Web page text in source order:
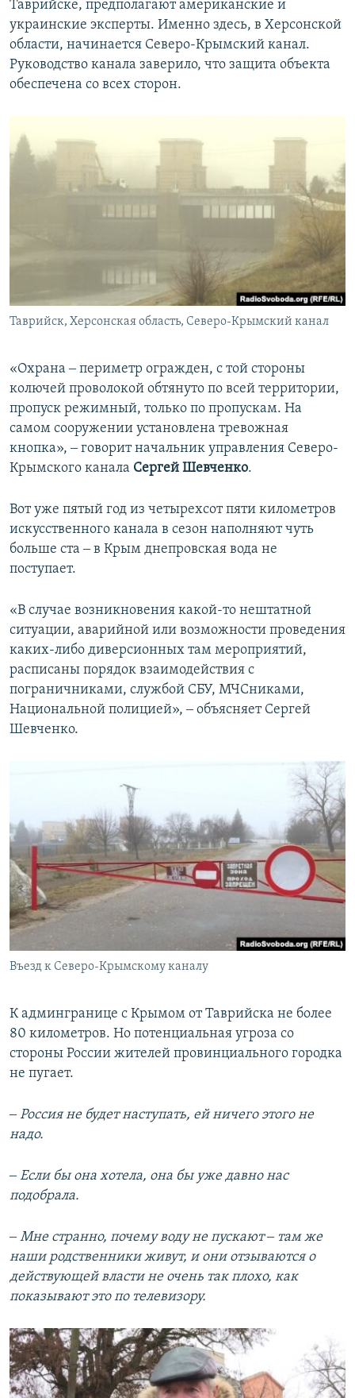
Таврийске, предполагают американские и
украинские эксперты. Именно здесь, в Херсонской
области, начинается Северо-Крымский канал.
Руководство канала заверило, что защита объекта
обеспечена со всех сторон.
Таврийск, Херсонская область, Северо-Крымский канал
«Охрана ‒ периметр огражден, с той стороны
колючей проволокой обтянуто по всей территории,
пропуск режимный, только по пропускам. На
самом сооружении установлена тревожная
кнопка», ‒ говорит начальник управления Северо-
Крымского канала Сергей Шевченко.
Вот уже пятый год из четырехсот пяти километров
искусственного канала в сезон наполняют чуть
больше ста ‒ в Крым днепровская вода не
поступает.
«В случае возникновения какой-то нештатной
ситуации, аварийной или возможности проведения
каких-либо диверсионных там мероприятий,
расписаны порядок взаимодействия с
пограничниками, службой СБУ, МЧСниками,
Национальной полицией», ‒ объясняет Сергей
Шевченко.
Въезд к Северо-Крымскому каналу
К админгранице с Крымом от Таврийска не более
80 километров. Но потенциальная угроза со
стороны России жителей провинциального городка
не пугает.
‒ Россия не будет наступать, ей ничего этого не
надо.
‒ Если бы она хотела, она бы уже давно нас
подобрала.
‒ Мне странно, почему воду не пускают ‒ там же
наши родственники живут, и они отзываются о
действующей власти не очень так плохо, как
показывают это по телевизору.